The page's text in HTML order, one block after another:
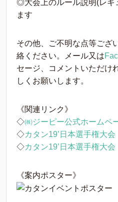
◎大会上のルール説明(レギ
ます
その他、ご不明な点等ござ
絡ください。メール又は
セージ、コメントいただけ
しくお願いします。
《関連リンク》
◇㈱ジーピー公式ホームペ
◇カタン19’日本選手権大会
◇カタン19’日本選手権大
《案内ポスター》